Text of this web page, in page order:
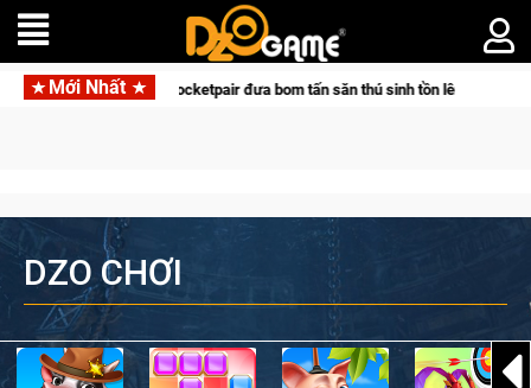
Mới Nhất
hợp tác cùng Pocketpair đưa bom tấn săn thú sinh tồn lên di động với tên gọi
DZO CHƠI